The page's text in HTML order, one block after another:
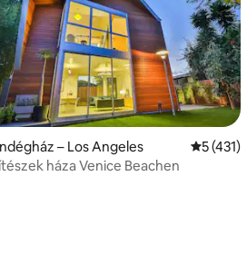
5/4,95, 116 vélemény
– Los Angeles Átlagos
5 (431)
háza Venice Beachen